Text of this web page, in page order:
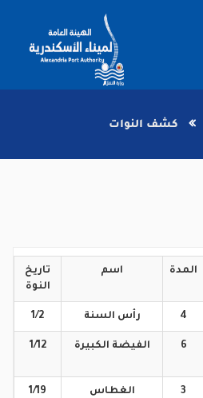
كشف النوات
المدة اسم
تاريخ
النوة
4 رأس السنة 1/2
6 الفيضة الكبيرة 1/12
3 الغطاس 1/19